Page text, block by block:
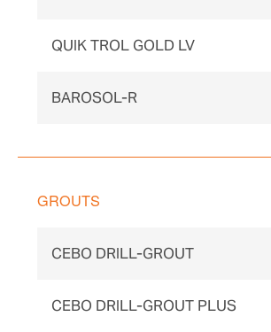
QUIK TROL GOLD LV
BAROSOL-R
GROUTS
CEBO DRILL-GROUT
CEBO DRILL-GROUT PLUS